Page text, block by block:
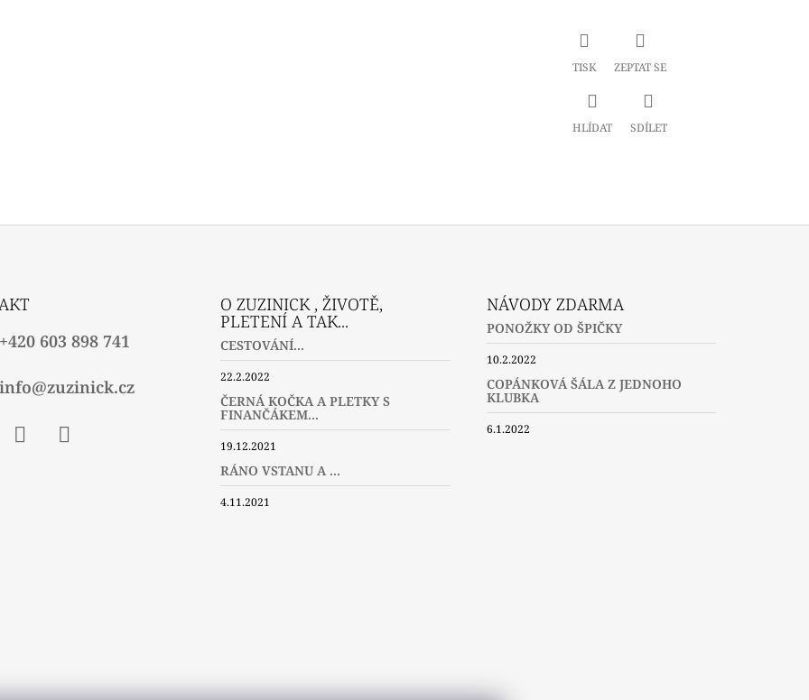
TISK ZEPTAT SE
HLÍDAT SDÍLET
+420 603 898 741
info@zuzinick.cz
O ZUZINICK , ŽIVOTĚ,
PLETENÍ A TAK...
CESTOVÁNÍ...
22.2.2022
ČERNÁ KOČKA A PLETKY S
FINANČÁKEM...
19.12.2021
RÁNO VSTANU A ...
4.11.2021
NÁVODY ZDARMA
PONOŽKY OD ŠPIČKY
10.2.2022
COPÁNKOVÁ ŠÁLA Z JEDNOHO
KLUBKA
6.1.2022